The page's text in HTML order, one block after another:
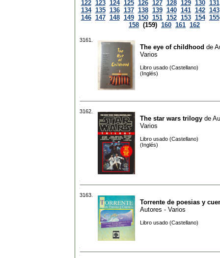
122 123 124 125 126 127 128 129 130 131
134 135 136 137 138 139 140 141 142 143
146 147 148 149 150 151 152 153 154 155
158 (159) 160 161 162
3161.
The eye of childhood de
Varios
Libro usado (Castellano)
(Inglés)
3162.
The star wars trilogy de
Varios
Libro usado (Castellano)
(Inglés)
3163.
Torrente de poesias y
Autores - Varios
Libro usado (Castellano)